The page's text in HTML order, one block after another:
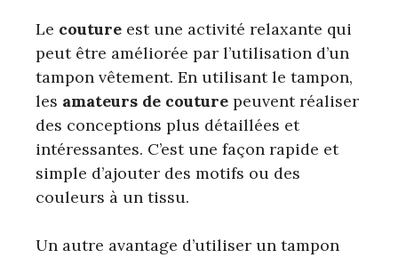
Le couture est une activité relaxante qui
peut être améliorée par l’utilisation d’un
tampon vêtement. En utilisant le tampon,
les amateurs de couture peuvent réaliser
des conceptions plus détaillées et
intéressantes. C’est une façon rapide et
simple d’ajouter des motifs ou des
couleurs à un tissu.
Un autre avantage d’utiliser un tampon